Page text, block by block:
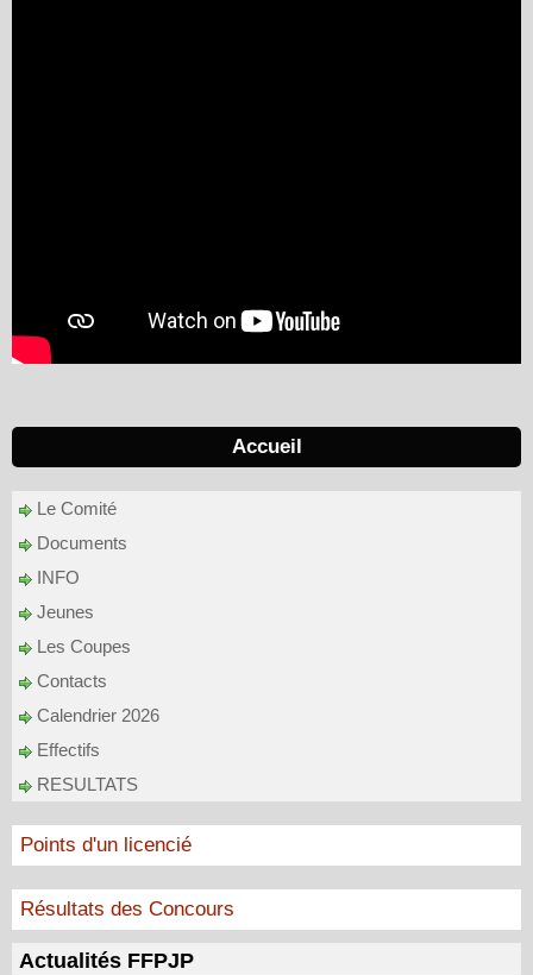
Accueil
Le Comité
Documents
INFO
Jeunes
Les Coupes
Contacts
Calendrier 2026
Effectifs
RESULTATS
Points d'un licencié
Résultats des Concours
Actualités FFPJP